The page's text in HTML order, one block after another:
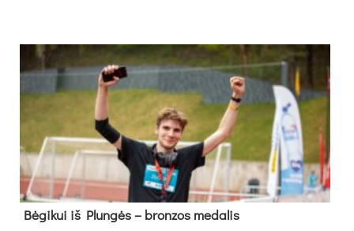
Bė­gi­kui iš Plun­gės – bron­zos me­da­lis